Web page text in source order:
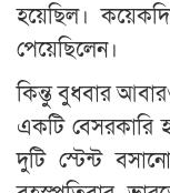
হয়েছিল।
পেয়েছিলেন।
কিন্তু বুধবার
একটি বেসরকারি
দুটি স্টেন্ট